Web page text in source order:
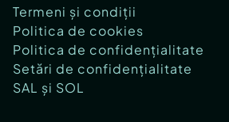
Termeni și condiții
Politica de cookies
Politica de confidențialitate
Setări de confidențialitate
SAL și SOL